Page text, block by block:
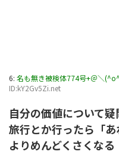
6: 名も無き被検体774号+＠＼
ID:kY2Gv5Zi.net
自分の価値について
旅行とか行ったら「
よりめんどくさくなる